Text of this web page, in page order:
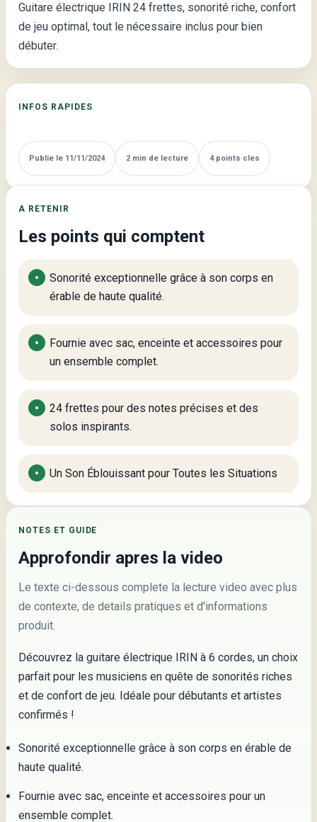
24
Frettes
L’Instrument
Musiciens
Guitare électrique IRIN 24 frettes, sonorité riche, confort
de jeu optimal, tout le nécessaire inclus pour bien
débuter.
INFOS RAPIDES
Publie le 11/11/2024 2 min de lecture 4 points cles
A RETENIR
Les points qui comptent
Sonorité exceptionnelle grâce à son corps en
érable de haute qualité.
Fournie avec sac, enceinte et accessoires pour
un ensemble complet.
24 frettes pour des notes précises et des
solos inspirants.
Un Son Éblouissant pour Toutes les Situations
NOTES ET GUIDE
Approfondir apres la video
Le texte ci-dessous complete la lecture video avec plus
de contexte, de details pratiques et d'informations
produit.
Découvrez la guitare électrique IRIN à 6 cordes, un choix
parfait pour les musiciens en quête de sonorités riches
et de confort de jeu. Idéale pour débutants et artistes
confirmés !
Sonorité exceptionnelle grâce à son corps en érable de
haute qualité.
Fournie avec sac, enceinte et accessoires pour un
ensemble complet.